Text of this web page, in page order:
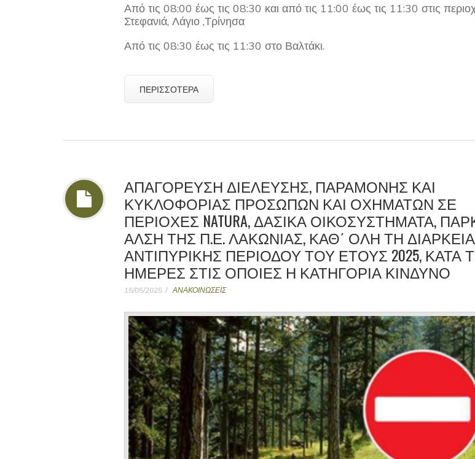
Από τις 08:00 έως τις 08:30 και από τις 11:00 έως τις 11:30 στις
Στεφανιά, Λάγιο ,Τρίνησα
Από τις 08:30 έως τις 11:30 στο Βαλτάκι.
ΠΕΡΙΣΣΌΤΕΡΑ
ΑΠΑΓΌΡΕΥΣΗ ΔΙΈΛΕΥΣΗΣ, ΠΑΡΑΜΟΝΉΣ ΚΑΙ
ΚΥΚΛΟΦΟΡΊΑΣ ΠΡΟΣΏΠΩΝ ΚΑΙ ΟΧΗΜΆΤΩΝ ΣΕ
ΠΕΡΙΟΧΈΣ NATURA, ΔΑΣΙΚΆ ΟΙΚΟΣΥΣΤΉΜΑΤΑ,
ΆΛΣΗ ΤΗΣ Π.Ε. ΛΑΚΩΝΊΑΣ, ΚΑΘ΄ ΌΛΗ ΤΗ
ΑΝΤΙΠΥΡΙΚΉΣ ΠΕΡΙΌΔΟΥ ΤΟΥ ΈΤΟΥΣ 2025, ΚΑΤΆ
ΗΜΈΡΕΣ ΣΤΙΣ ΟΠΟΊΕΣ Η ΚΑΤΗΓΟΡΊΑ ΚΙΝΔΎΝΟ
15/05/2025 ΑΝΑΚΟΙΝΩΣΕΙΣ